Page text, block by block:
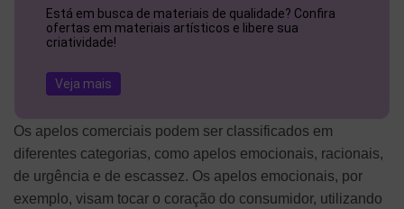
Está em busca de materiais de qualidade? Confira
ofertas em materiais artísticos e libere sua
criatividade!
Veja mais
Os apelos comerciais podem ser classificados em
diferentes categorias, como apelos emocionais, racionais,
de urgência e de escassez. Os apelos emocionais, por
exemplo, visam tocar o coração do consumidor, utilizando